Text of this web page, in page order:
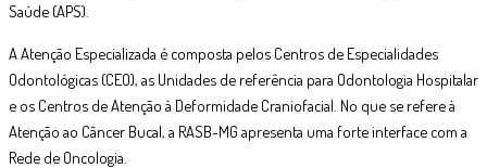
Saúde (APS).
A Atenção Especializada é composta pelos Centros de Especialidades
Odontológicas (CEO), as Unidades de referência para Odontologia Hospitalar
e os Centros de Atenção à Deformidade Craniofacial. No que se refere à
Atenção ao Câncer Bucal, a RASB-MG apresenta uma forte interface com a
Rede de Oncologia.